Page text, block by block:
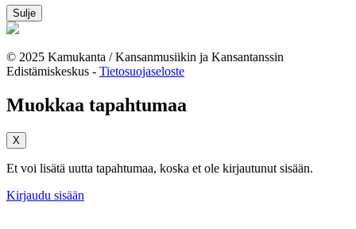
Sulje
© 2025 Kamukanta / Kansanmusiikin ja Kansantanssin
Edistämiskeskus - Tietosuojaseloste
Muokkaa tapahtumaa
X
Et voi lisätä uutta tapahtumaa, koska et ole kirjautunut sisään.
Kirjaudu sisään